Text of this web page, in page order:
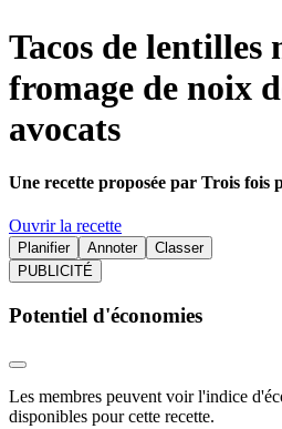
Tacos de lentilles
fromage de noix
avocats
Une recette proposée par Trois fois
Ouvrir la recette
Planifier Annoter
Classer
PUBLICITÉ
Potentiel d'économies
Les membres peuvent voir l'indice
disponibles pour cette recette.